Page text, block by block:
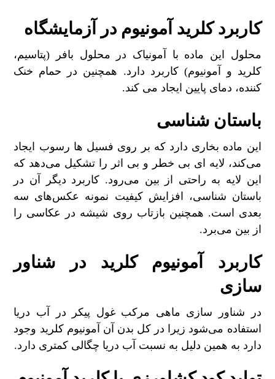
کاربرد کلرید آمونیوم در آزمایشگاه
محلول این ماده با آمونیاک در محلول بافر (پتاسیم،
کلرید و آمونیوم) کاربرد دارد. همچنین در حمام خنک
کننده، دمای پایین ایجاد می کند.
باستان شناسی
این ماده بخاری دارد که بر روی فسیل ها رسوب ایجاد
می‌کند، لایه ای بی خطر و بی اثر را تشکیل می‌دهد که
این لایه به راحتی از بین می‌رود. کاربرد دیگر آن در
باستان شناسی، افزایش کیفیت نمونه عکس‌های سه
بعدی است. همچنین بازتاب روی شیشه در عکاسی را
از بین می‌برد.
کاربرد آمونیوم کلرید در شناور
سازی
در شناور سازی ماهی مرکب غول پیکر در آب دریا
استفاده می‌شود زیرا در کل بدن آن آمونیوم کلرید وجود
دارد به همین دلیل به نسبت آب دریا چگالی کمتری دارد.